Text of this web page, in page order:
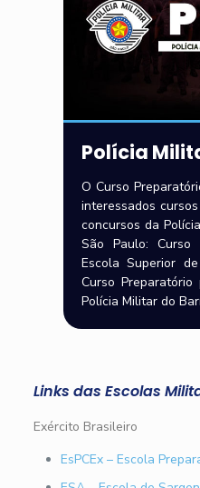
Polícia
O Curso
interessados
concursos da
São Paulo:
Escola Superior
Curso
Polícia Militar do
Links das Escolas
Exército Brasileiro
EsPCEx – Escola